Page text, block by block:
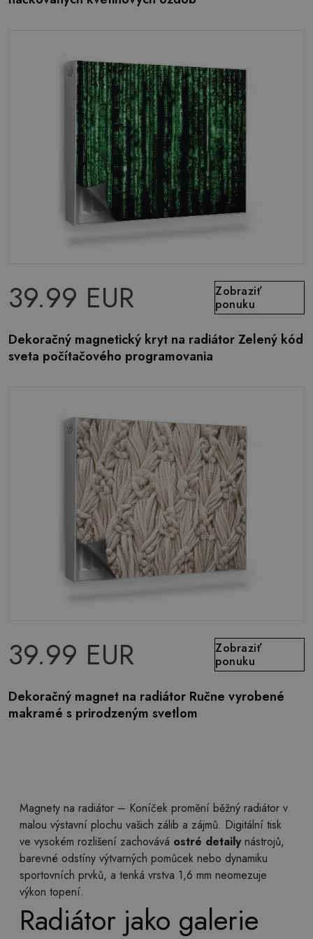
39.99 EUR
Zobraziť
ponuku
Dekoračný magnetický kryt na radiátor Zelený kód
sveta počítačového programovania
39.99 EUR
Zobraziť
ponuku
Dekoračný magnet na radiátor Ručne vyrobené
makramé s prirodzeným svetlom
Magnety na radiátor – Koníček promění běžný radiátor v
malou výstavní plochu vašich zálib a zájmů. Digitální tisk
ve vysokém rozlišení zachovává ostré detailynástrojů,
barevné odstíny výtvarných pomůcek nebo dynamiku
sportovních prvků, a tenká vrstva 1,6 mm neomezuje
výkon topení.
Radiátor jako galerie